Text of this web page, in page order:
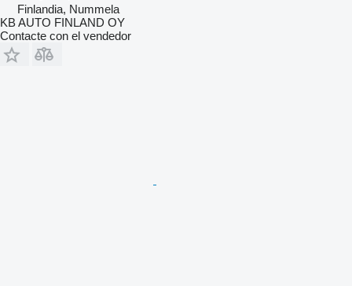
Finlandia, Nummela
KB AUTO FINLAND OY
Contacte con el vendedor